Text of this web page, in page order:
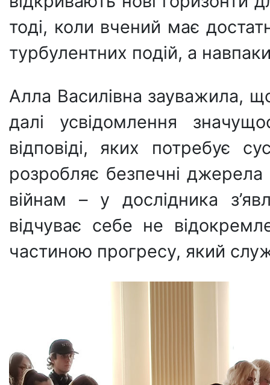
тоді, коли вчений має
турбулентних подій, а
Алла Василівна зауважила,
далі усвідомлення
відповіді, яких потребує
розробляє безпечні джерела
війнам – у дослідника
відчуває себе не
частиною прогресу, який